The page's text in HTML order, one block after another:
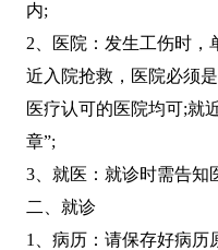
内;
2、医院：发生工伤时，
近入院抢救，医院必须
医疗认可的医院均可;就
章”;
3、就医：就诊时需告知
二、就诊
1、病历：请保存好病历